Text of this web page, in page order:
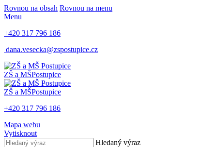
Rovnou na obsah Rovnou na menu
Menu
+420 317 796 186
dana.vesecka@zspostupice.cz
ZŠ a MŠPostupice
ZŠ a MŠPostupice
+420 317 796 186
Mapa webu
Vytisknout
Hledaný výraz